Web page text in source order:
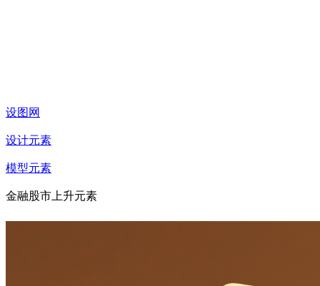
设图网
设计元素
模型元素
金融股市上升元素